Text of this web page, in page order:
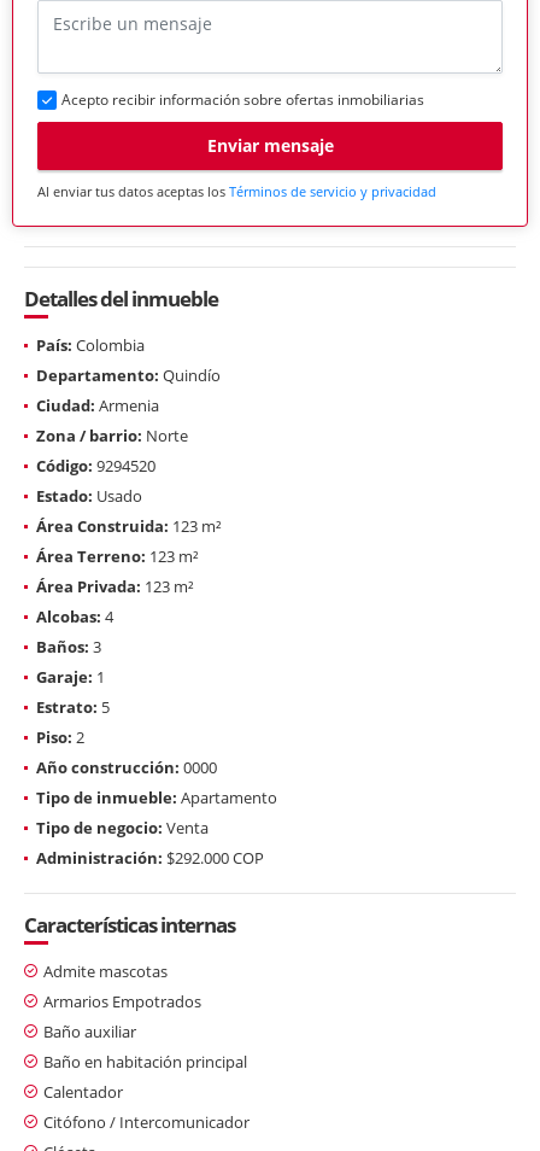
Acepto recibir información sobre ofertas inmobiliarias
Enviar mensaje
Al enviar tus datos aceptas los Términos de servicio y privacidad
Detalles del inmueble
País: Colombia
Departamento: Quindío
Ciudad: Armenia
Zona / barrio: Norte
Código: 9294520
Estado: Usado
Área Construida: 123 m²
Área Terreno: 123 m²
Área Privada: 123 m²
Alcobas: 4
Baños: 3
Garaje: 1
Estrato: 5
Piso: 2
Año construcción: 0000
Tipo de inmueble: Apartamento
Tipo de negocio: Venta
Administración: $292.000 COP
Características internas
Admite mascotas
Armarios Empotrados
Baño auxiliar
Baño en habitación principal
Calentador
Citófono / Intercomunicador